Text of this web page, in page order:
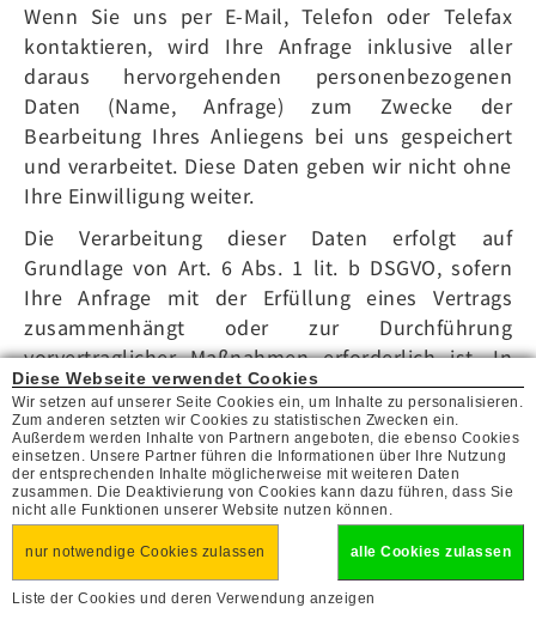
Wenn Sie uns per E-Mail, Telefon oder Telefax
kontaktieren, wird Ihre Anfrage inklusive aller
daraus hervorgehenden personenbezogenen
Daten (Name, Anfrage) zum Zwecke der
Bearbeitung Ihres Anliegens bei uns gespeichert
und verarbeitet. Diese Daten geben wir nicht ohne
Ihre Einwilligung weiter.
Die Verarbeitung dieser Daten erfolgt auf
Grundlage von Art. 6 Abs. 1 lit. b DSGVO, sofern
Ihre Anfrage mit der Erfüllung eines Vertrags
zusammenhängt oder zur Durchführung
vorvertraglicher Maßnahmen erforderlich ist. In
allen übrigen Fällen beruht die Verarbeitung auf
unserem berechtigten Interesse an der effektiven
Bearbeitung der an uns gerichteten Anfragen (Art.
6 Abs. 1 lit. f DSGVO) oder auf Ihrer Einwilligung
(Art. 6 Abs. 1 lit. a DSGVO) sofern diese abgefragt
Die von Ihnen an uns per Kontaktanfragen
übersandten Daten verbleiben bei uns, bis Sie uns
Diese Webseite verwendet Cookies
Wir setzen auf unserer Seite Cookies ein, um Inhalte zu personalisieren.
Zum anderen setzten wir Cookies zu statistischen Zwecken ein.
Außerdem werden Inhalte von Partnern angeboten, die ebenso Cookies
einsetzen. Unsere Partner führen die Informationen über Ihre Nutzung
der entsprechenden Inhalte möglicherweise mit weiteren Daten
zusammen. Die Deaktivierung von Cookies kann dazu führen, dass Sie
nicht alle Funktionen unserer Website nutzen können.
nur notwendige Cookies zulassen alle Cookies zulassen
Liste der Cookies und deren Verwendung anzeigen